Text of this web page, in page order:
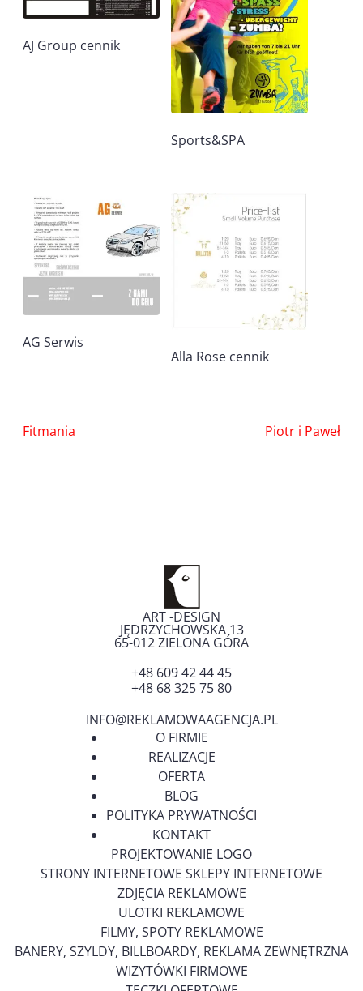
AJ Group cennik
Sports&SPA
AG Serwis
Alla Rose cennik
Nawigacja
Fitmania Piotr i Paweł
ART -DESIGN
JĘDRZYCHOWSKA 13
65-012ZIELONA GÓRA
+48 609 42 44 45
+48 68 325 75 80
INFO@REKLAMOWAAGENCJA.PL
O FIRMIE
REALIZACJE
OFERTA
BLOG
POLITYKA PRYWATNOŚCI
KONTAKT
PROJEKTOWANIE LOGO
STRONY INTERNETOWE SKLEPY INTERNETOWE
ZDJĘCIA REKLAMOWE
ULOTKI REKLAMOWE
FILMY, SPOTY REKLAMOWE
BANERY, SZYLDY, BILLBOARDY, REKLAMA ZEWNĘTRZNA
WIZYTÓWKI FIRMOWE